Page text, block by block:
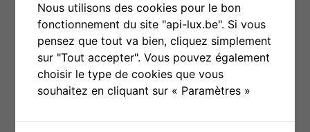
Le programme vise à :
Guider et informer
les parents en
s’appuyant sur leurs propres interactions
quotidiennes,
Renforcer leurs compétences
Nous utilisons des cookies pour le bon
fonctionnement du site "api-lux.be". Si vous
pensez que tout va bien, cliquez simplement
sur "Tout accepter". Vous pouvez également
choisir le type de cookies que vous
souhaitez en cliquant sur « Paramètres »